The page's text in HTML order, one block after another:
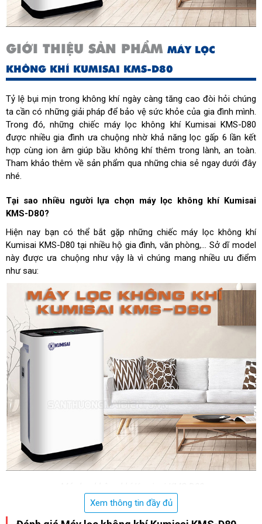
GIỚI THIỆU SẢN PHẨM MÁY LỌC
KHÔNG KHÍ KUMISAI KMS-D80
Tỷ lệ bụi mịn trong không khí ngày càng tăng cao đòi hỏi chúng
ta cần có những giải pháp để bảo vệ sức khỏe của gia đình mình.
Trong đó, những chiếc máy lọc không khí Kumisai KMS-D80
được nhiều gia đình ưa chuộng nhờ khả năng lọc gấp 6 lần kết
hợp cùng ion âm giúp bầu không khí thêm trong lành, an toàn.
Tham khảo thêm về sản phẩm qua những chia sẻ ngay dưới đây
nhé.
Tại sao nhiều người lựa chọn máy lọc không khí Kumisai
KMS-D80?
Hiện nay bạn có thể bắt gặp những chiếc máy lọc không khí
Kumisai KMS-D80 tại nhiều hộ gia đình, văn phòng,... Sở dĩ model
này được ưa chuộng như vậy là vì chúng mang nhiều ưu điểm
như sau:
Khả năng lọc không khí tuyệt vời
Xem thông tin đầy đủ